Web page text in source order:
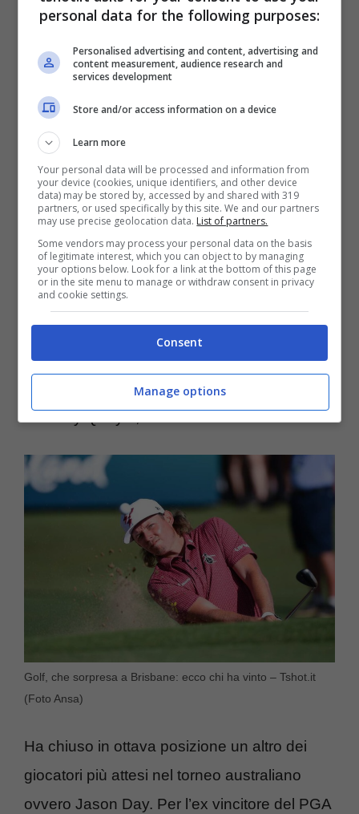
Golf, che sorpresa a
Brisbane: ecco chi ha vinto
Con il -14 totale, l’australiano
ottenuto il primo posto al BMW PGA
Australian Championship. Il golfista
ventiduenne, originario del Queensland, ha
preceduto di due colpi il favorito del torneo
ovvero il connazionaleCameron Smith(in
foto), stella della LIV Golf nonché vincitore
dell’edizione 2022 dell’Open Championship.
Completano il podio altri due giocatori di
casa ovvero il veterano Marc Leishmann e
Golf, che sorpresa a Brisbane: ecco chi ha vinto – Tshot.it
(Foto Ansa)
Ha chiuso in ottava posizione un altro dei
giocatori più attesi nel torneo australiano
ovvero Jason Day. Per l’ex vincitore del PGA
personal data for the following purposes:
Personalised advertising and content, advertising and
content measurement, audience research and
services development
Store and/or access information on a device
Learn more
Your personal data will be processed and information from
your device (cookies, unique identifiers, and other device
data) may be stored by, accessed by and shared with 319
partners, or used specifically by this site. We and our partners
may use precise geolocation data. List of partners.
Some vendors may process your personal data on the basis
of legitimate interest, which you can object to by managing
your options below. Look for a link at the bottom of this page
or in the site menu to manage or withdraw consent in privacy
and cookie settings.
Consent
Manage options